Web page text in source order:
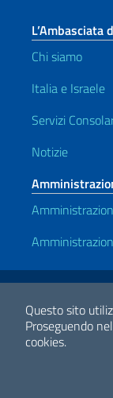
Questo sito
Proseguendo
cookies.
L’Ambasciata
Chi siamo
Italia e Israele
Servizi
Notizie
Link Utili